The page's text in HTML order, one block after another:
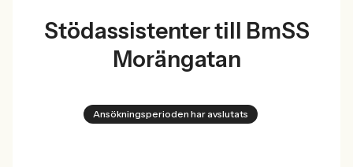
Stödassistenter till BmSS
Morängatan
Ansökningsperioden har avslutats